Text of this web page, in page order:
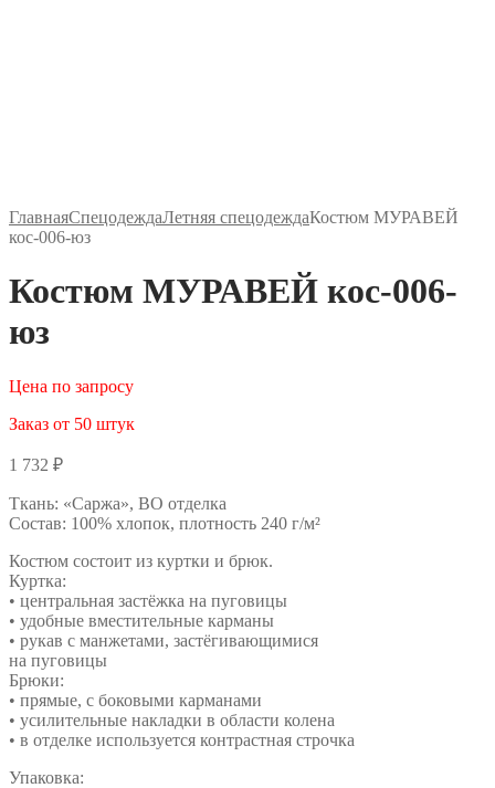
ГлавнаяСпецодеждаЛетняя спецодеждаКостюм МУРАВЕЙ
кос-006-юз
Костюм МУРАВЕЙ кос-006-
юз
Цена по запросу
Заказ от 50 штук
1 732 ₽
Ткань: «Саржа», ВО отделка
Состав: 100% хлопок, плотность 240 г/м²
Костюм состоит из куртки и брюк.
Куртка:
• центральная застёжка на пуговицы
• удобные вместительные карманы
• рукав с манжетами, застёгивающимися
на пуговицы
Брюки:
• прямые, с боковыми карманами
• усилительные накладки в области колена
• в отделке используется контрастная строчка
Упаковка: